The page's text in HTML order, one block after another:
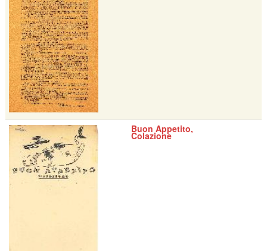
Buon Appetito,
Colazione